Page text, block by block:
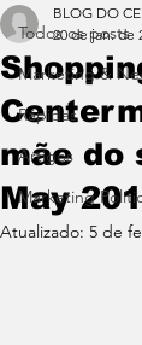
Todos os posts
Marketing &
Rápidas
Artigos
Marketing
mãe do
May
BLOG DO
20 de jan. de
Atualizado: 5 de